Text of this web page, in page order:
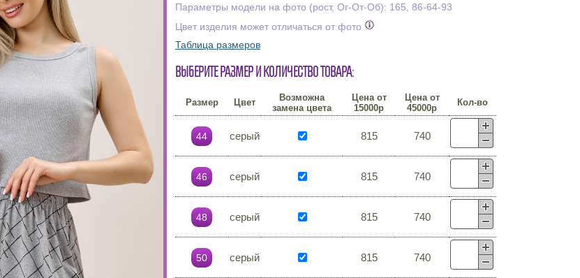
Параметры модели на фото (рост, Ог-От-Об): 165, 86-64-93
Цвет изделия может отличаться от фото
Таблица размеров
Выберите размер и количество товара:
Размер Цвет
Возможна
замена цвета
Цена от
15000р
Цена от
45000р
Кол-во
44 серый 815 740
46 серый 815 740
48 серый 815 740
50 серый 815 740